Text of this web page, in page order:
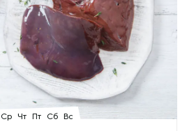
Ср Чт Пт Сб Вс